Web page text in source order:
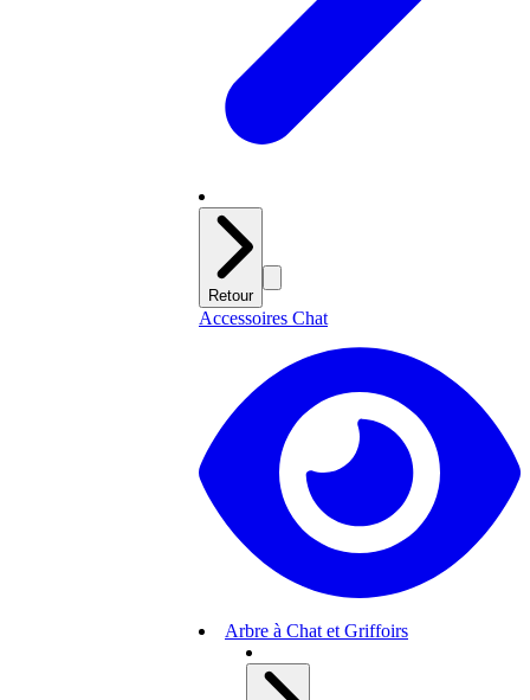
Retour
Accessoires Chat
Arbre à Chat et Griffoirs